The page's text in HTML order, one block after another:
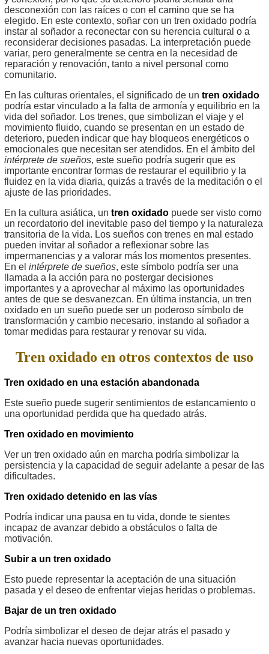
desconexión con las raíces o con el camino que se ha
elegido. En este contexto, soñar con un tren oxidado podría
instar al soñador a reconectar con su herencia cultural o a
reconsiderar decisiones pasadas. La interpretación puede
variar, pero generalmente se centra en la necesidad de
reparación y renovación, tanto a nivel personal como
comunitario.
En las culturas orientales, el significado de un tren oxidado
podría estar vinculado a la falta de armonía y equilibrio en la
vida del soñador. Los trenes, que simbolizan el viaje y el
movimiento fluido, cuando se presentan en un estado de
deterioro, pueden indicar que hay bloqueos energéticos o
emocionales que necesitan ser atendidos. En el ámbito del
intérprete de sueños, este sueño podría sugerir que es
importante encontrar formas de restaurar el equilibrio y la
fluidez en la vida diaria, quizás a través de la meditación o el
ajuste de las prioridades.
En la cultura asiática, un tren oxidado puede ser visto como
un recordatorio del inevitable paso del tiempo y la naturaleza
transitoria de la vida. Los sueños con trenes en mal estado
pueden invitar al soñador a reflexionar sobre las
impermanencias y a valorar más los momentos presentes.
En el intérprete de sueños, este símbolo podría ser una
llamada a la acción para no postergar decisiones
importantes y a aprovechar al máximo las oportunidades
antes de que se desvanezcan. En última instancia, un tren
oxidado en un sueño puede ser un poderoso símbolo de
transformación y cambio necesario, instando al soñador a
tomar medidas para restaurar y renovar su vida.
Tren oxidado en otros contextos de uso
Tren oxidado en una estación abandonada
Este sueño puede sugerir sentimientos de estancamiento o
una oportunidad perdida que ha quedado atrás.
Tren oxidado en movimiento
Ver un tren oxidado aún en marcha podría simbolizar la
persistencia y la capacidad de seguir adelante a pesar de las
dificultades.
Tren oxidado detenido en las vías
Podría indicar una pausa en tu vida, donde te sientes
incapaz de avanzar debido a obstáculos o falta de
motivación.
Subir a un tren oxidado
Esto puede representar la aceptación de una situación
pasada y el deseo de enfrentar viejas heridas o problemas.
Bajar de un tren oxidado
Podría simbolizar el deseo de dejar atrás el pasado y
avanzar hacia nuevas oportunidades.